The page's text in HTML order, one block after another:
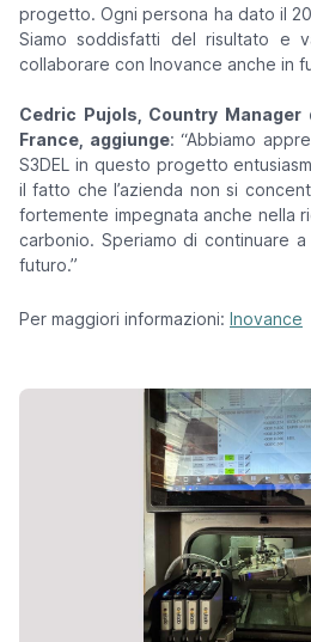
progetto. Ogni persona ha dato il
Siamo soddisfatti del risultato e
collaborare con Inovance anche in
Cedric Pujols, Country Manager
France, aggiunge:“Abbiamo
S3DEL in questo progetto
il fatto che l’azienda non si
fortemente impegnata anche nella
carbonio. Speriamo di continuare
futuro.”
Per maggiori informazioni: Inovance